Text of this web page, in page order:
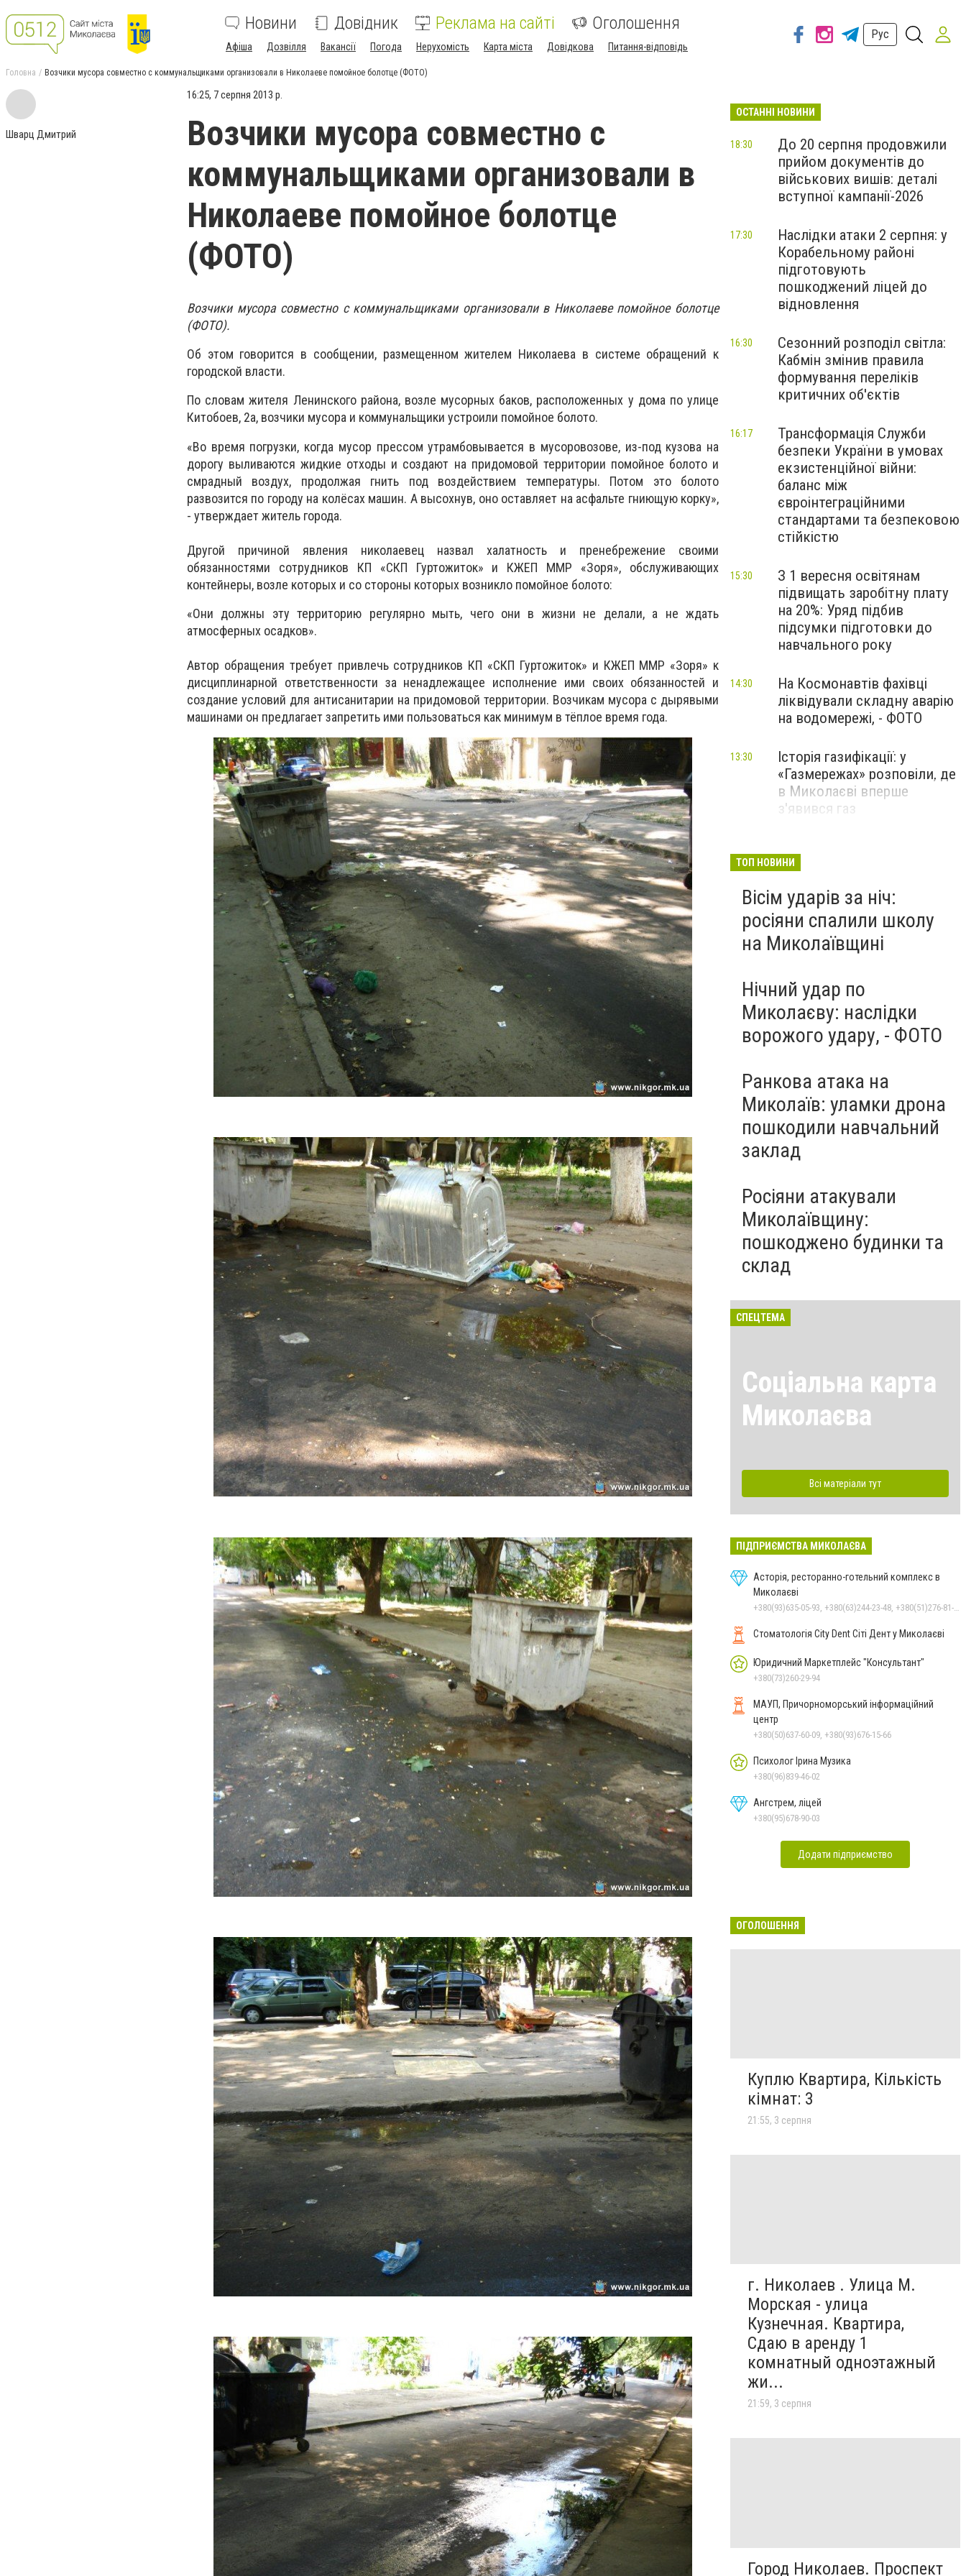
Новини Довідник Реклама на сайті Оголошення
Афіша Дозвілля Вакансії Погода Нерухомість Карта міста Довідкова Питання-відповідь
Рус
Головна Возчики мусора совместно с коммунальщиками организовали в Николаеве помойное болотце (ФОТО)
Шварц Дмитрий
16:25, 7 серпня 2013 р.
Возчики мусора совместно с
коммунальщиками организовали в
Николаеве помойное болотце
(ФОТО)
Возчики мусора совместно с коммунальщиками организовали в Николаеве помойное болотце
(ФОТО).
Об этом говорится в сообщении, размещенном жителем Николаева в системе обращений к
городской власти.
По словам жителя Ленинского района, возле мусорных баков, расположенных у дома по улице
Китобоев, 2а, возчики мусора и коммунальщики устроили помойное болото.
«Во время погрузки, когда мусор прессом утрамбовывается в мусоровозове, из-под кузова на
дорогу выливаются жидкие отходы и создают на придомовой территории помойное болото и
смрадный воздух, продолжая гнить под воздействием температуры. Потом это болото
развозится по городу на колёсах машин. А высохнув, оно оставляет на асфальте гниющую корку»,
- утверждает житель города.
Другой причиной явления николаевец назвал халатность и пренебрежение своими
обязанностями сотрудников КП «СКП Гуртожиток» и КЖЕП ММР «Зоря», обслуживающих
контейнеры, возле которых и со стороны которых возникло помойное болото:
«Они должны эту территорию регулярно мыть, чего они в жизни не делали, а не ждать
атмосферных осадков».
Автор обращения требуетпривлечь сотрудников КП «СКП Гуртожиток» и КЖЕП ММР «Зоря» к
дисциплинарной ответственности за ненадлежащее исполнение ими своих обязанностей и
создание условий для антисанитарии на придомовой территории. Возчикам мусора с дырявыми
машинами он предлагаетзапретить ими пользоваться как минимум в тёплое время года.
ОСТАННІ НОВИНИ
До 20 серпня продовжили
прийом документів до
військових вишів: деталі
вступної кампанії-2026
18:30
Наслідки атаки 2 серпня: у
Корабельному районі
підготовують
пошкоджений ліцей до
відновлення
17:30
Сезонний розподіл світла:
Кабмін змінив правила
формування переліків
критичних об'єктів
16:30
Трансформація Служби
безпеки України в умовах
екзистенційної війни:
баланс між
євроінтеграційними
стандартами та безпековою
стійкістю
16:17
З 1 вересня освітянам
підвищать заробітну плату
на 20%: Уряд підбив
підсумки підготовки до
навчального року
15:30
На Космонавтів фахівці
ліквідували складну аварію
на водомережі, - ФОТО
14:30
Історія газифікації: у
«Газмережах» розповіли, де
в Миколаєві вперше
з'явився газ
13:30
Миколаєві 2026: шукаємо
перезавантаження
ПАРТНЕРСЬКИЙ СПЕЦПРОЄКТ
ТОП НОВИНИ
Вісім ударів за ніч:
росіяни спалили школу
на Миколаївщині
Нічний удар по
Миколаєву: наслідки
ворожого удару, - ФОТО
Ранкова атака на
Миколаїв: уламки дрона
пошкодили навчальний
заклад
Росіяни атакували
Миколаївщину:
пошкоджено будинки та
склад
СПЕЦТЕМА
Соціальна карта
Миколаєва
Всі матеріали тут
ПІДПРИЄМСТВА МИКОЛАЄВА
Асторія, ресторанно-готельний комплекс в
Миколаєві
Стоматологія City Dent Сіті Дент у Миколаєві
Юридичний Маркетплейс "Консультант"
+380(73)260-29-94
МАУП, Причорноморський інформаційний
центр
+380(50)637-60-09, +380(93)676-15-66
Психолог Ірина Музика
+380(96)839-46-02
Ангстрем, ліцей
+380(95)678-90-03
Додати підприємство
ОГОЛОШЕННЯ
Куплю Квартира, Кількість
кімнат: 3
21:55, 3 серпня
г. Николаев . Улица М.
Морская - улица
Кузнечная. Квартира,
Сдаю в аренду 1
комнатный одноэтажный
жи...
21:59, 3 серпня
Город Николаев. Проспект